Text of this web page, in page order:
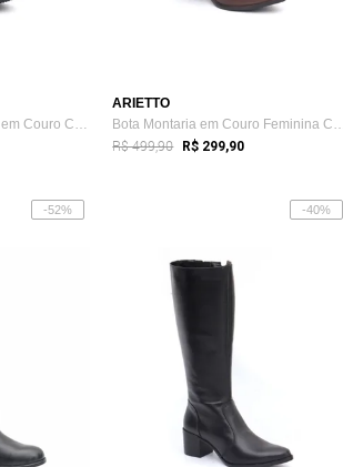
Bota Montaria Feminina em Couro Cano Lon...
ARIETTO
Bota Montaria em Couro
R$ 499,90 R$ 299,90
-52% -40%